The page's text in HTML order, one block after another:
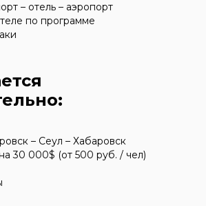
– отель – аэропорт
по программе
– Сеул – Хабаровск
30 000$ (от 500 руб. / чел)